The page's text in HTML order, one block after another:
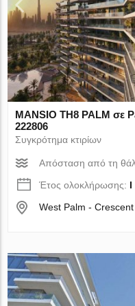
MANSIO TH8 PALM σε
222806
Συγκρότημα κτιρίων
Απόσταση από τη
Έτος ολοκλήρωσης: I
West Palm -